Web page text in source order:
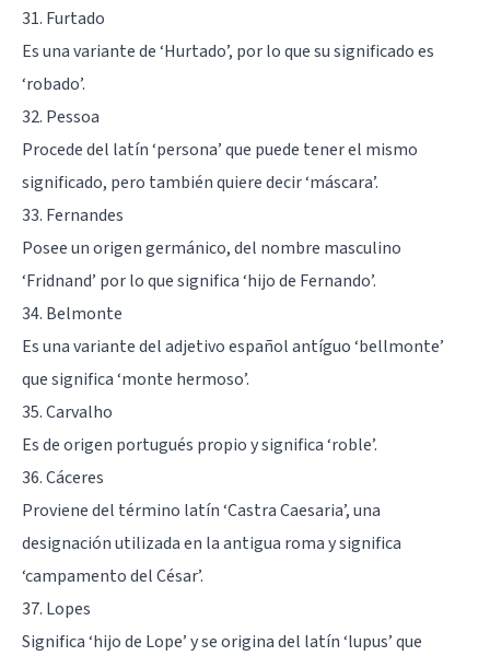
31. Furtado
Es una variante de ‘Hurtado’, por lo que su significado es
‘robado’.
32. Pessoa
Procede del latín ‘persona’ que puede tener el mismo
significado, pero también quiere decir ‘máscara’.
33. Fernandes
Posee un origen germánico, del nombre masculino
‘Fridnand’ por lo que significa ‘hijo de Fernando’.
34. Belmonte
Es una variante del adjetivo español antíguo ‘bellmonte’
que significa ‘monte hermoso’.
35. Carvalho
Es de origen portugués propio y significa ‘roble’.
36. Cáceres
Proviene del término latín ‘Castra Caesaria’, una
designación utilizada en la antigua roma y significa
‘campamento del César’.
37. Lopes
Significa ‘hijo de Lope’ y se origina del latín ‘lupus’ que